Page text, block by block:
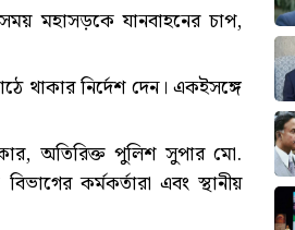
মহাসড়কে যানবাহনের চাপ,
থাকার নির্দেশ দেন। একইসঙ্গে
অতিরিক্ত পুলিশ সুপার মো.
কর্মকর্তারা এবং স্থানীয়